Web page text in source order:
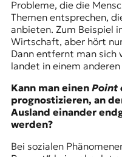
Probleme, die die
Themen entsprechen,
anbieten. Zum Beispiel
Wirtschaft, aber hört
Dann entfernt man sich
landet in einem anderen
Kann man einen Point
prognostizieren, an
Ausland einander
werden?
Bei sozialen